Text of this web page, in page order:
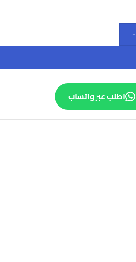
-
اطلب عبر واتساب